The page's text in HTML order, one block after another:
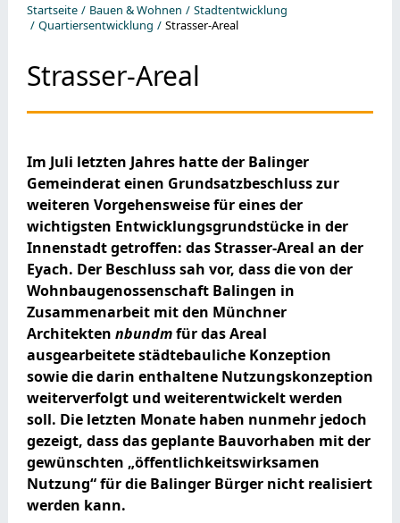
Startseite Bauen & Wohnen
Stadtentwicklung
Quartiersentwicklung
Strasser-Areal
Strasser-Areal
Im Juli letzten Jahres hatte der Balinger
Gemeinderat einen Grundsatzbeschluss zur
weiteren Vorgehensweise für eines der
wichtigsten Entwicklungsgrundstücke in der
Innenstadt getroffen: das Strasser-Areal an der
Eyach. Der Beschluss sah vor, dass die von der
Wohnbaugenossenschaft Balingen in
Zusammenarbeit mit den Münchner
Architekten nbundmfür das Areal
ausgearbeitete städtebauliche Konzeption
sowie die darin enthaltene Nutzungskonzeption
weiterverfolgt und weiterentwickelt werden
soll. Die letzten Monate haben nunmehr jedoch
gezeigt, dass das geplante Bauvorhaben mit der
gewünschten „öffentlichkeitswirksamen
Nutzung“ für die Balinger Bürger nicht realisiert
werden kann.